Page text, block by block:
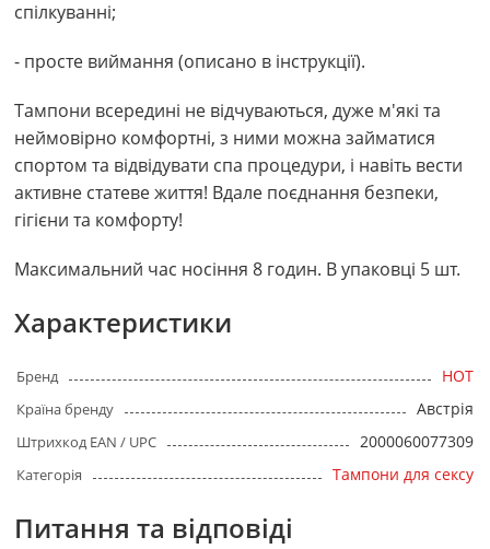
спілкуванні;
- просте виймання (описано в інструкції).
Тампони всередині не відчуваються, дуже м'які та
неймовірно комфортні, з ними можна займатися
спортом та відвідувати спа процедури, і навіть вести
активне статеве життя! Вдале поєднання безпеки,
гігієни та комфорту!
Максимальний час носіння 8 годин. В упаковці 5 шт.
Характеристики
Бренд HOT
Країна бренду Австрія
Штрихкод EAN / UPC 2000060077309
Категорія Тампони для сексу
Питання та відповіді